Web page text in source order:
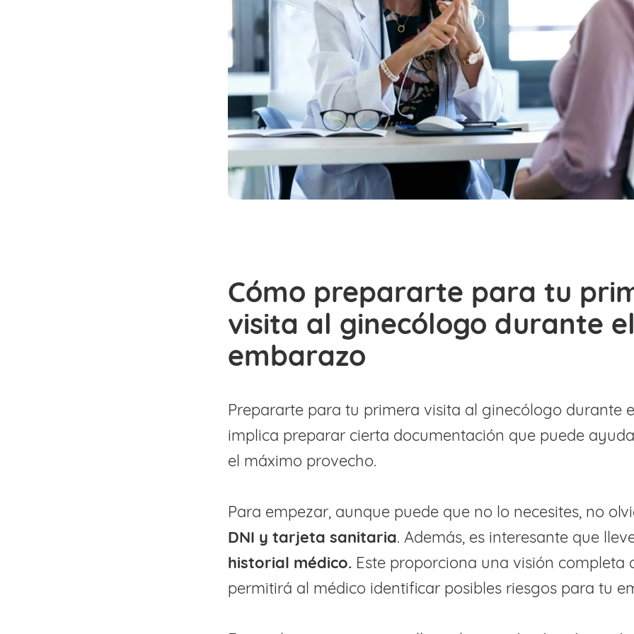
Cómo prepararte para tu
visita al ginecólogo durante
embarazo
Prepararte para tu primera visita al ginecólogo durante
implica preparar cierta documentación que puede
el máximo provecho.
Para empezar, aunque puede que no lo necesites, no
DNI y tarjeta sanitaria. Además, es interesante que
historial médico. Este proporciona una visión completa
permitirá al médico identificar posibles riesgos para tu